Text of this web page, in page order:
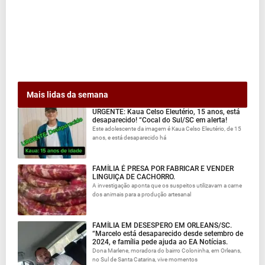
Mais lidas da semana
URGENTE: Kaua Celso Eleutério, 15 anos, está
desaparecido! “Cocal do Sul/SC em alerta!
Este adolescente da imagem é Kaua Celso Eleutério, de 15
anos, e está desaparecido há
FAMÍLIA É PRESA POR FABRICAR E VENDER
LINGUIÇA DE CACHORRO.
A investigação aponta que os suspeitos utilizavam a carne
dos animais para a produção artesanal
FAMÍLIA EM DESESPERO EM ORLEANS/SC.
“Marcelo está desaparecido desde setembro de
2024, e família pede ajuda ao EA Notícias.
Dona Marlene, moradora do bairro Coloninha, em Orleans,
no Sul de Santa Catarina, vive momentos